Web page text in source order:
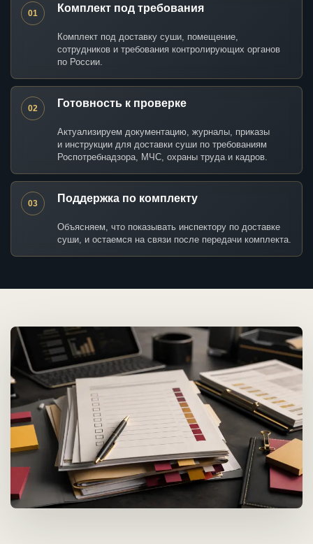
01 Комплект под требования
Комплект под доставку суши, помещение,
сотрудников и требования контролирующих органов
по России.
02 Готовность к проверке
Актуализируем документацию, журналы, приказы
и инструкции для доставки суши по требованиям
Роспотребнадзора, МЧС, охраны труда и кадров.
03 Поддержка по комплекту
Объясняем, что показывать инспектору по доставке
суши, и остаемся на связи после передачи комплекта.